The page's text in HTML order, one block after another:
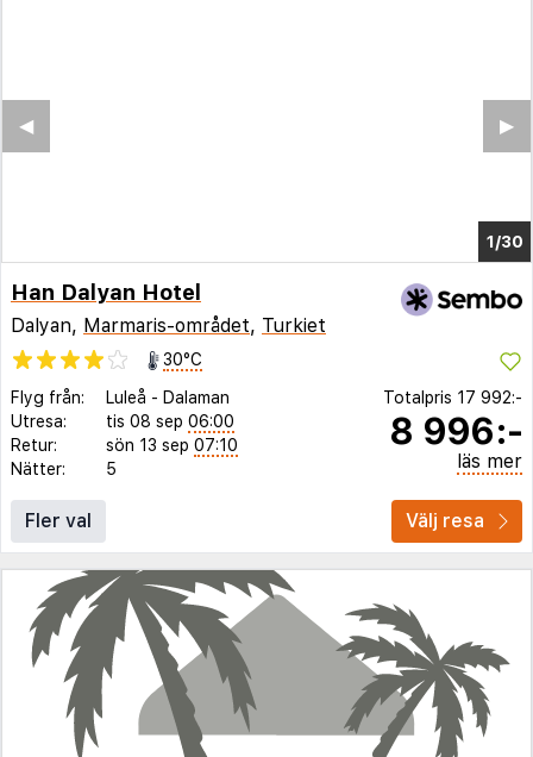
1/25
▶︎
◀︎
Han Dalyan Hotel
Dalyan, Marmaris-området, Turkiet
30°C
Flyg från:
Luleå - Dalaman
Utresa:
tis 08 sep 06:00
Retur:
sön 13 sep 07:10
Nätter:
5
Totalpris 17 992:-
8 996:-
läs mer
Fler val Välj resa